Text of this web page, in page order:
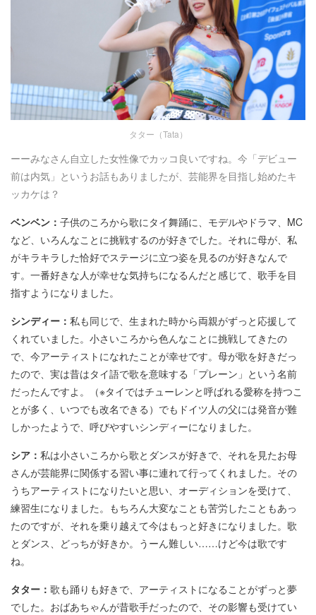
タター（Tata）
ーーみなさん自立した女性像でカッコ良いですね。今「デビュー
前は内気」というお話もありましたが、芸能界を目指し始めたキ
ッカケは？
ベンベン： 子供のころから歌にタイ舞踊に、モデルやドラマ、MC
など、いろんなことに挑戦するのが好きでした。それに母が、私
がキラキラした恰好でステージに立つ姿を見るのが好きなんで
す。一番好きな人が幸せな気持ちになるんだと感じて、歌手を目
指すようになりました。
シンディー： 私も同じで、生まれた時から両親がずっと応援して
くれていました。小さいころから色んなことに挑戦してきたの
で、今アーティストになれたことが幸せです。母が歌を好きだっ
たので、実は昔はタイ語で歌を意味する「プレーン」という名前
だったんですよ。（※タイではチューレンと呼ばれる愛称を持つこ
とが多く、いつでも改名できる）でもドイツ人の父には発音が難
しかったようで、呼びやすいシンディーになりました。
シア： 私は小さいころから歌とダンスが好きで、それを見たお母
さんが芸能界に関係する習い事に連れて行ってくれました。その
うちアーティストになりたいと思い、オーディションを受けて、
練習生になりました。もちろん大変なことも苦労したこともあっ
たのですが、それを乗り越えて今はもっと好きになりました。歌
とダンス、どっちが好きか。うーん難しい……けど今は歌です
ね。
タター： 歌も踊りも好きで、アーティストになることがずっと夢
でした。おばあちゃんが昔歌手だったので、その影響も受けてい